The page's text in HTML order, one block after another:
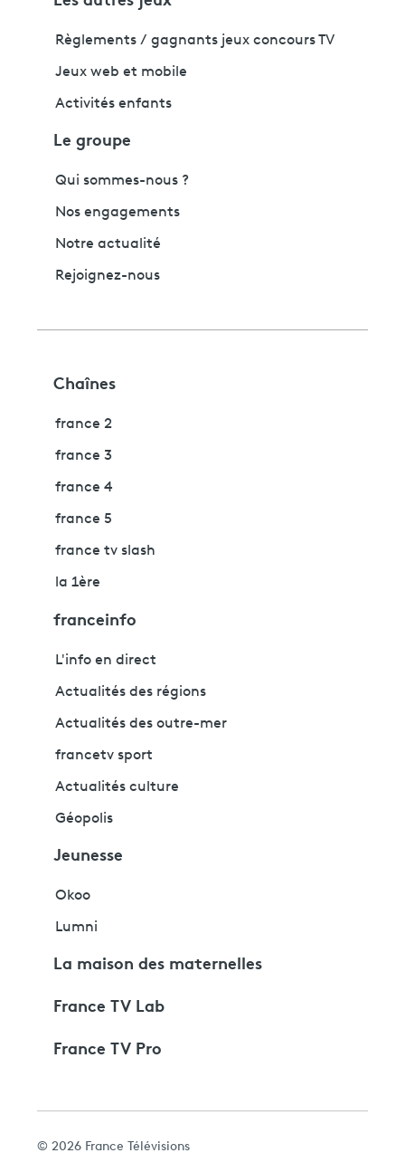
Règlements / gagnants jeux concours TV
Jeux web et mobile
Activités enfants
Le groupe
Qui sommes-nous ?
Nos engagements
Notre actualité
Rejoignez-nous
Chaînes
france 2
france 3
france 4
france 5
france tv slash
la 1ère
franceinfo
L'info en direct
Actualités des régions
Actualités des outre-mer
francetv sport
Actualités culture
Géopolis
Jeunesse
Okoo
Lumni
La maison des maternelles
France TV Lab
France TV Pro
© 2026 France Télévisions